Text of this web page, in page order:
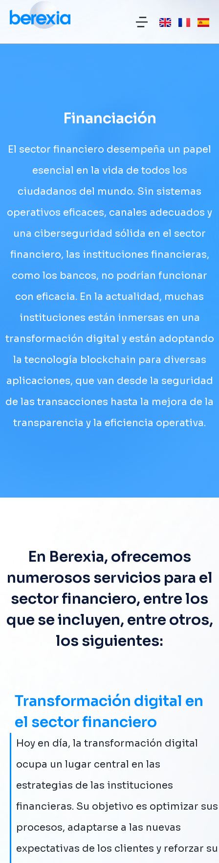
Financiación
El sector financiero desempeña un papel
esencial en la vida de todos los
ciudadanos del mundo. Sin sistemas
operativos eficaces, canales adecuados y
una ciberseguridad sólida en el sector
financiero, las instituciones financieras,
como los bancos, no podrían funcionar
con eficacia. En la actualidad, muchas
instituciones están inmersas en una
transformación digital y están adoptando
la tecnología blockchain para diversas
aplicaciones, que van desde la seguridad
de las transacciones hasta la mejora de la
transparencia y la eficiencia operativa.
En Berexia, ofrecemos
numerosos servicios para el
sector financiero, entre los
que se incluyen, entre otros,
los siguientes:
Transformación digital en
el sector financiero
Hoy en día, la transformación digital
ocupa un lugar central en las
estrategias de las instituciones
financieras. Su objetivo es optimizar sus
procesos, adaptarse a las nuevas
expectativas de los clientes y reforzar su